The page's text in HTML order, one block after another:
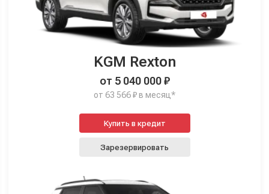
KGM Rexton
от 5 040 000 ₽
от 63 566 ₽ в месяц*
Купить в кредит
Зарезервировать